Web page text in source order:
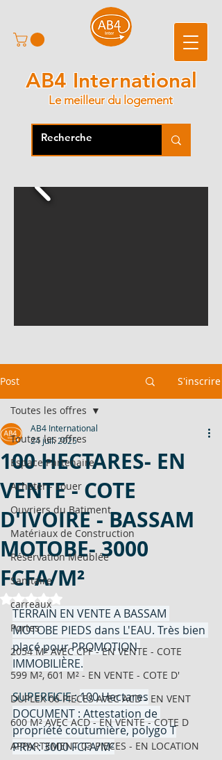
AB4 International
Le meilleur du logement
Post S'inscrire
Toutes les offres
Espace Partenaire
Acheter - Louer
Ouvriers du Batiment
Matériaux de Construction
Réservation Meublée
Sanitaire
carreaux
Portes
2054 M² AVEC CPF - EN VENTE - COTE
599 M², 601 M² - EN VENTE - COTE D'
DUPLEX 06 PIECES AVEC ACD - EN VENT
600 M² AVEC ACD - EN VENTE - COTE D
APPARTEMENT 03 PIECES - EN LOCATION
Toutes les offres
100 HECTARES- EN
VENTE - COTE
D'IVOIRE - BASSAM
MOTOBE- 3000
FCFA/M²
AB4 International
24 juil. 2025
Noté NaN étoiles sur 5.
TERRAIN EN VENTE A BASSAM
MOTOBE PIEDS dans L'EAU. Très bien
placé pour PROMOTION
IMMOBILIÈRE.
SUPERFICIE : 100 Hectares
DOCUMENT : Attestation de
propriété coutumière, polygo T
PRIX : 3000 FCFA/M²